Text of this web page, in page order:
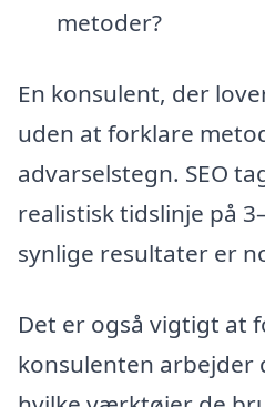
metoder?
En konsulent, der
uden at forklare
advarselstegn. SEO
realistisk tidslinje på
synlige resultater er
Det er også vigtigt at
konsulenten arbejder